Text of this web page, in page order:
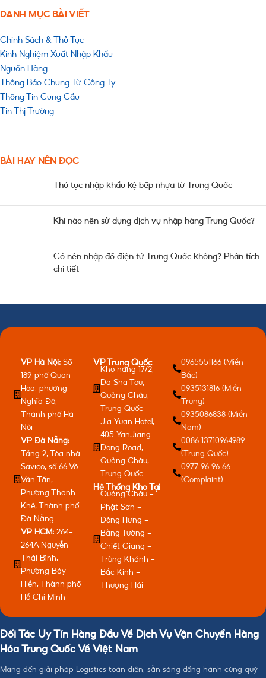
DANH MỤC BÀI VIẾT
Chính Sách & Thủ Tục
Kinh Nghiệm Xuất Nhập Khẩu
Nguồn Hàng
Thông Báo Chung Từ Công Ty
Thông Tin Cung Cầu
Tin Thị Trường
BÀI HAY NÊN ĐỌC
Thủ tục nhập khẩu kệ bếp nhựa từ Trung Quốc
Khi nào nên sử dụng dịch vụ nhập hàng Trung Quốc?
Có nên nhập đồ điện tử Trung Quốc không? Phân tích
chi tiết
VP Hà Nội: Số
189, phố Quan
Hoa, phường
Nghĩa Đô,
Thành phố Hà
Nội
VP Đà Nẵng:
Tầng 2, Tòa nhà
Savico, số 66 Võ
Văn Tần,
Phường Thanh
Khê, Thành phố
Đà Nẵng
VP HCM: 264-
264A Nguyễn
Thái Bình,
Phường Bảy
Hiền, Thành phố
Hồ Chí Minh
VP Trung Quốc
Kho hàng 17/2,
Da Sha Tou,
Quảng Châu,
Trung Quốc
Jia Yuan Hotel,
405 YanJiang
Dong Road,
Quảng Châu,
Trung Quốc
Hệ Thống Kho Tại
Quảng Châu -
Phật Sơn -
Đông Hưng -
Bằng Tường -
Chiết Giang -
Trùng Khánh -
Bắc Kinh -
Thượng Hải
0965551166 (Miền
Bắc)
0935131816 (Miền
Trung)
0935086838 (Miền
Nam)
0086 13710964989
(Trung Quốc)
0977 96 96 66
(Complaint)
Đối Tác Uy Tín Hàng Đầu Về Dịch Vụ Vận Chuyển Hàng
Hóa Trung Quốc Về Việt Nam
Mang đến giải pháp Logistics toàn diện, sẵn sàng đồng hành cùng quý